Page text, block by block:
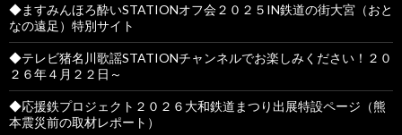
◆ますみんほろ酔いSTATIONオフ会２０２５IN鉄道の街大宮（おと
なの遠足）特別サイト
◆テレビ猪名川歌謡STATIONチャンネルでお楽しみください！２０
２６年４月２２日～
◆応援鉄プロジェクト２０２６大和鉄道まつり出展特設ページ（熊
本震災前の取材レポート）